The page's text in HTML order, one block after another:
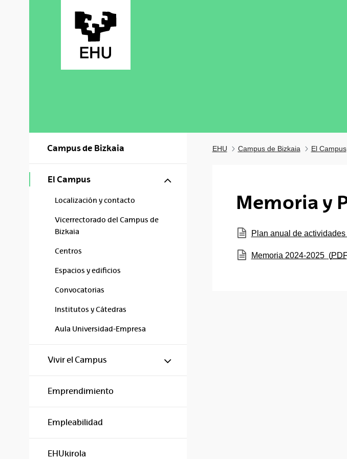
Campus de Bizkaia
El Campus Mostrar/ocultar subpáginas
Localización y contacto
Vicerrectorado del Campus de
Bizkaia
Centros
Espacios y edificios
Convocatorias
Institutos y Cátedras
Aula Universidad-Empresa
Vivir el Campus Mostrar/ocultar subpáginas
Emprendimiento
Empleabilidad
EHUkirola
EHU Campus de Bizkaia El Campus
Memoria y
(Abre una nueva ventana)
Plan anual de
(Abre una nueva ventana)
Memoria 2024-2025 (PDF